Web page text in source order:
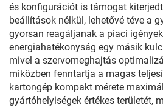
és konfigurációt is támogat
beállítások nélkül, lehetővé téve a
gyorsan reagáljanak a piaci
energiahatékonyság egy másik
mivel a szervomeghajtás
miközben fenntartja a magas
kartongép kompakt mérete
gyártóhelyiségek értékes területét,